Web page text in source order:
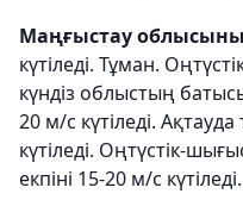
Маңғыстау
күтіледі. Тұман.
күндіз облыстың
20 м/с күтіледі.
күтіледі. Оңтүстік-
екпіні 15-20 м/с күтіледі.